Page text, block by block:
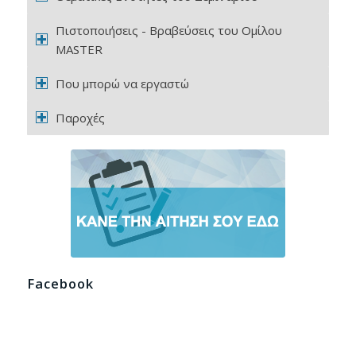
Πιστοποιήσεις - Βραβεύσεις του Ομίλου
MASTER
Που μπορώ να εργαστώ
Παροχές
Facebook